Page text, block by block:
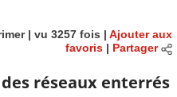
| vu 3257 fois | Ajouter aux
favoris| Partager
réseaux enterrés